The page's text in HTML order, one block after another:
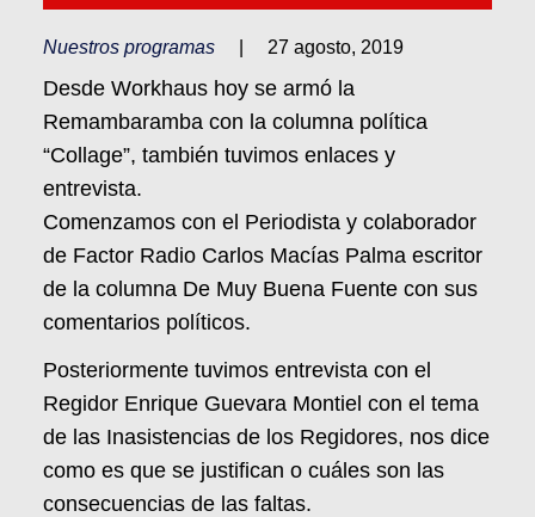
Nuestros programas 27 agosto, 2019
Desde Workhaus hoy se armó la
Remambaramba con la columna política
“Collage”, también tuvimos enlaces y
entrevista.
Comenzamos con el Periodista y colaborador
de Factor Radio Carlos Macías Palma escritor
de la columna De Muy Buena Fuente con sus
comentarios políticos.
Posteriormente tuvimos entrevista con el
Regidor Enrique Guevara Montiel con el tema
de las Inasistencias de los Regidores, nos dice
como es que se justifican o cuáles son las
consecuencias de las faltas.